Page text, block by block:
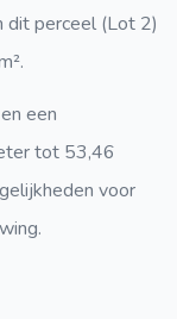
dit perceel (Lot 2)
een
tot 53,46
voor